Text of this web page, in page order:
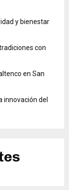
y bienestar
con
en San
innovación del